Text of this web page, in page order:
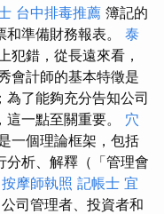
台中排毒推薦 簿記的
準備財務報表。 泰
犯錯，從長遠來看，
會計師的基本特徵是
了能夠充分告知公司
一點至關重要。 穴
一個理論框架，包括
分析、解釋（「管理會
按摩師執照 記帳士 宜
司管理者、投資者和